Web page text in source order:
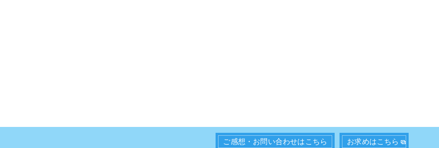
ご感想・お問い合わせはこちら お求めはこちら